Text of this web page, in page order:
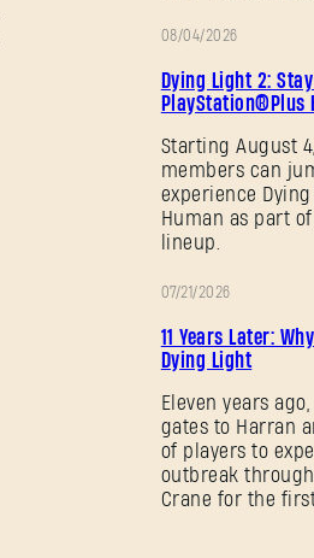
销
08/04/2026
Dying Light 2:
PlayStation®Plus
Starting August
members can
experience
Human as part
lineup.
销
07/21/2026
11 Years Later:
Dying Light
Eleven years
gates to Harran
of players to
outbreak
Crane for the